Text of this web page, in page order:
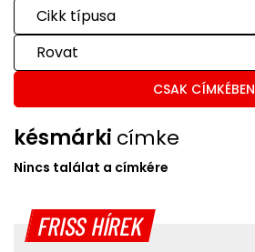
Cikk típusa
Rovat
CSAK CÍMKÉBEN
késmárki címke
Nincs találat a címkére
FRISS HÍREK